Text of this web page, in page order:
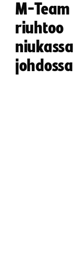
M-Team
riuhtoo
niukassa
johdossa